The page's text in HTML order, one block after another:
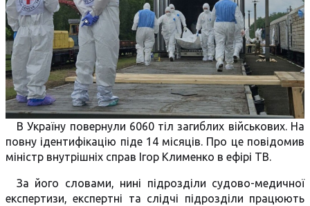
В Україну повернули 6060 тіл загиблих військових. На
повну ідентифікацію піде 14 місяців. Про це повідомив
міністр внутрішніх справ Ігор Клименко в ефірі ТВ.
За його словами, нині підрозділи судово-медичної
експертизи, експертні та слідчі підрозділи працюють